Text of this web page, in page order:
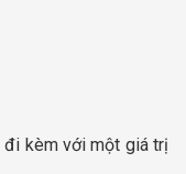
đi kèm với một giá trị